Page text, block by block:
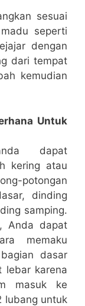
sesuai
seperti
dengan
dari tempat
kemudian
Untuk
dapat
kering atau
potongan
dinding
samping.
Anda dapat
memaku
dasar
lebar karena
masuk ke
lubang untuk